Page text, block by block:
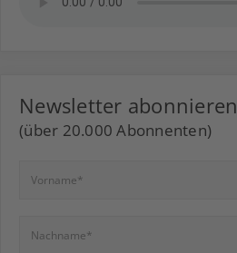
Newsletter abonnieren
(über 20.000 Abonnenten)